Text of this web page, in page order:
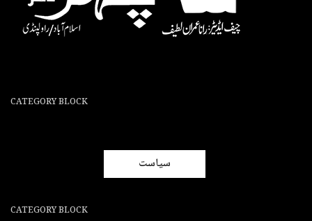
CATEGORY BLOCK
سیاست
CATEGORY BLOCK